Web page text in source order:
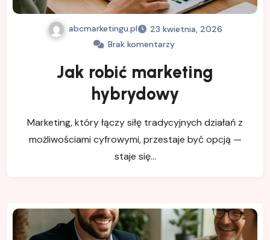
abcmarketingu.pl
23 kwietnia, 2026
Brak komentarzy
Jak robić marketing
hybrydowy
Marketing, który łączy siłę tradycyjnych działań z
możliwościami cyfrowymi, przestaje być opcją —
staje się…